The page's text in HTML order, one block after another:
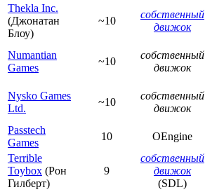
Thekla Inc.
(Джонатан
Блоу)
~10
собственный
движок
Numantian
Games
~10
собственный
движок
Nysko Games
Ltd.
~10
собственный
движок
Passtech
Games
10 OEngine
Terrible
Toybox (Рон
Гилберт)
9
собственный
движок
(SDL)